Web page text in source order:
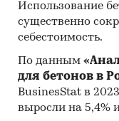
Использование
существенно
себестоимость.
По данным
для бетонов в
BusinesStat в
выросли на 5,4%